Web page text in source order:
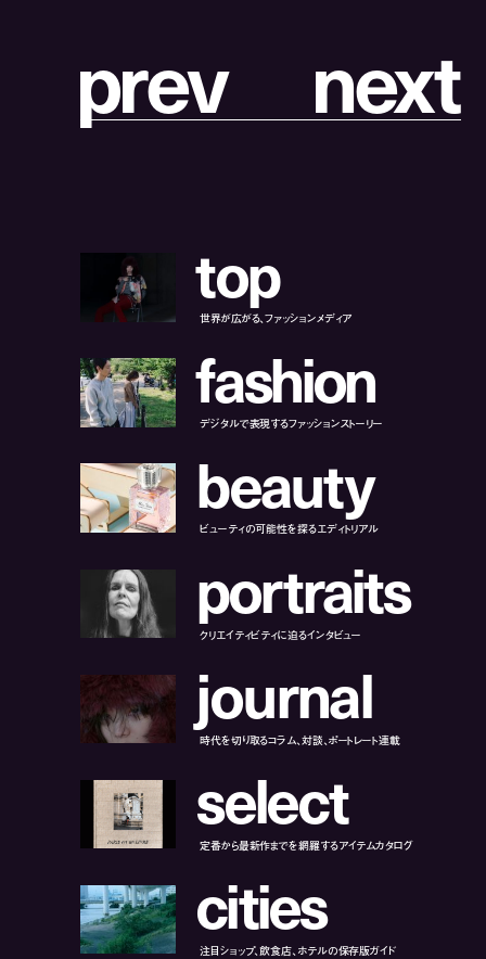
prev next
top
世界が広がる、ファッションメディア
fashion
デジタルで表現するファッションストーリー
beauty
ビューティの可能性を探るエディトリアル
portraits
クリエイティビティに迫るインタビュー
journal
時代を切り取るコラム、対談、ポートレート連載
select
定番から最新作までを網羅するアイテムカタログ
cities
注目ショップ、飲食店、ホテルの保存版ガイド